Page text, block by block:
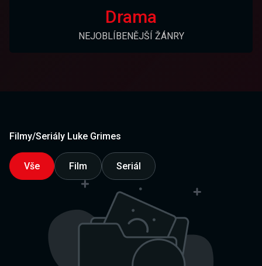
Drama
NEJOBLÍBENĚJŠÍ ŽÁNRY
Filmy/Seriály Luke Grimes
Vše Film Seriál